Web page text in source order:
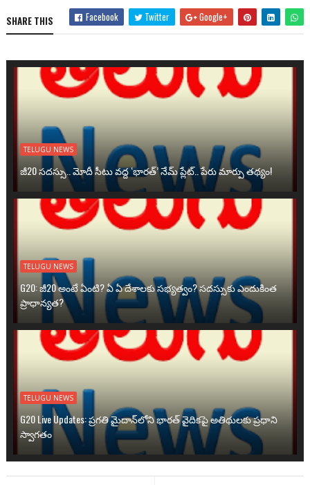
SHARE THIS Facebook Twitter Google+
TELUGU NEWS
జీ20 సదస్సు.. మోదీ సీటు వద్ద ‘భారత్’ నేమ్ ప్లేట్‌.. పేరు మార్పు తథ్యం!
TELUGU NEWS
G20: జీ20 అంటే ఏంటి? ఏ ఏ దేశాలకు సభ్యత్వం? సదస్సుకు ఎందుకింత
ప్రాధాన్యత?
TELUGU NEWS
G20 Live Updates: ప్రగతి మైదాన్‌లోని భారత్ వైదికపై అతిథులకు ప్రధాని
స్వాగతం